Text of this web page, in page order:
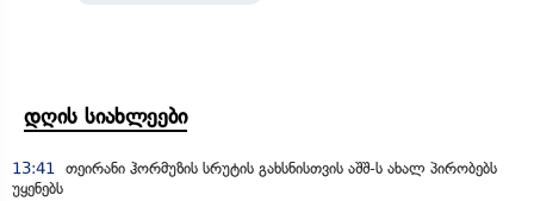
დღის სიახლეები
13:41
თეირანი ჰორმუზის სრუტის გახსნისთვის აშშ-ს ახალ პირობებს
უყენებს